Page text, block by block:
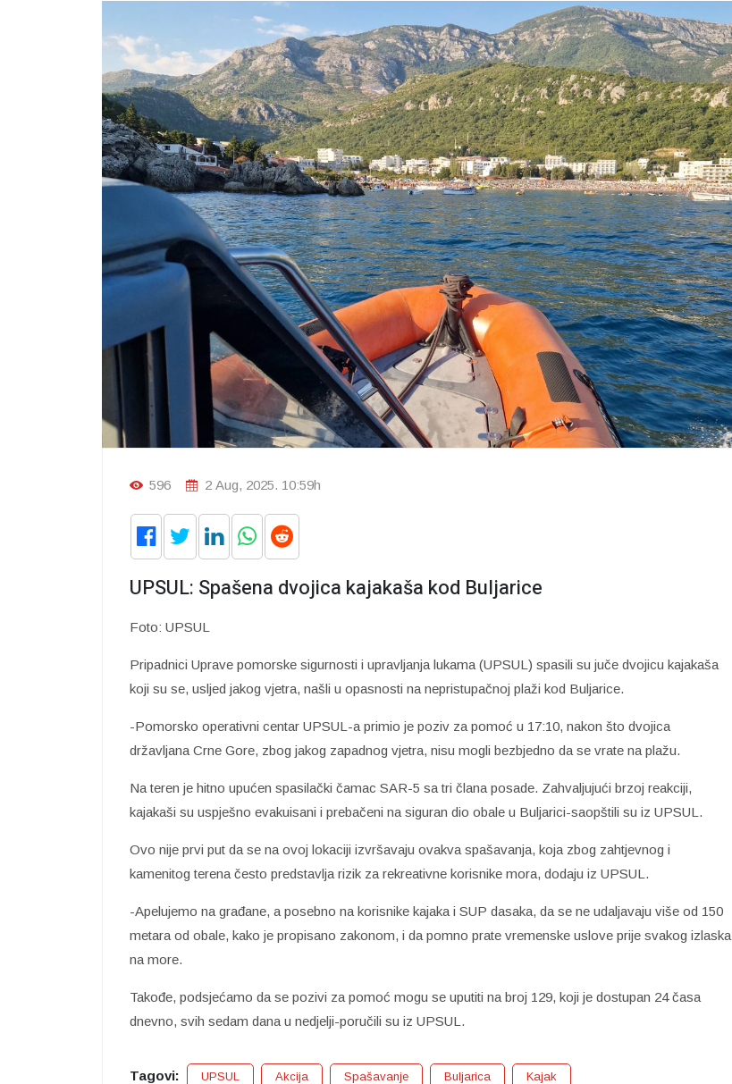
596 2 Aug, 2025. 10:59h
UPSUL: Spašena dvojica kajakaša kod Buljarice
Foto: UPSUL
Pripadnici Uprave pomorske sigurnosti i upravljanja lukama (UPSUL) spasili su juče dvojicu kajakaša
koji su se, usljed jakog vjetra, našli u opasnosti na nepristupačnoj plaži kod Buljarice.
-Pomorsko operativni centar UPSUL-a primio je poziv za pomoć u 17:10, nakon što dvojica
državljana Crne Gore, zbog jakog zapadnog vjetra, nisu mogli bezbjedno da se vrate na plažu.
Na teren je hitno upućen spasilački čamac SAR-5 sa tri člana posade. Zahvaljujući brzoj reakciji,
kajakaši su uspješno evakuisani i prebačeni na siguran dio obale u Buljarici-saopštili su iz UPSUL.
Ovo nije prvi put da se na ovoj lokaciji izvršavaju ovakva spašavanja, koja zbog zahtjevnog i
kamenitog terena često predstavlja rizik za rekreativne korisnike mora, dodaju iz UPSUL.
-Apelujemo na građane, a posebno na korisnike kajaka i SUP dasaka, da se ne udaljavaju više od 150
metara od obale, kako je propisano zakonom, i da pomno prate vremenske uslove prije svakog izlaska
na more.
Takođe, podsjećamo da se pozivi za pomoć mogu se uputiti na broj 129, koji je dostupan 24 časa
dnevno, svih sedam dana u nedjelji-poručili su iz UPSUL.
Tagovi: UPSUL Akcija Spašavanje Buljarica Kajak